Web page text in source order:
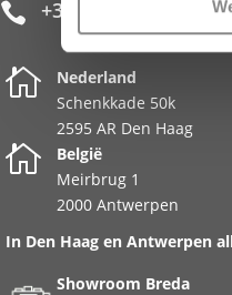
 +31 85 482 0020

Nederland
Schenkkade 50k
2595 AR Den Haag

België
Meirbrug 1
2000 Antwerpen
In Den Haag en Antwerpen
Showroom Breda